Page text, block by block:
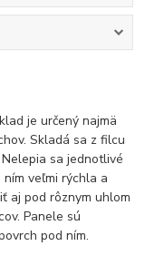
je určený najmä
Skladá sa z filcu
sa jednotlivé
veľmi rýchla a
aj pod rôznym uhlom
Panele sú
pod ním.